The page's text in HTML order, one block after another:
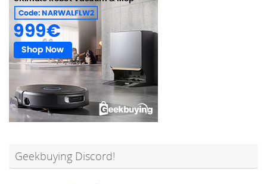
Geekbuying Discord!